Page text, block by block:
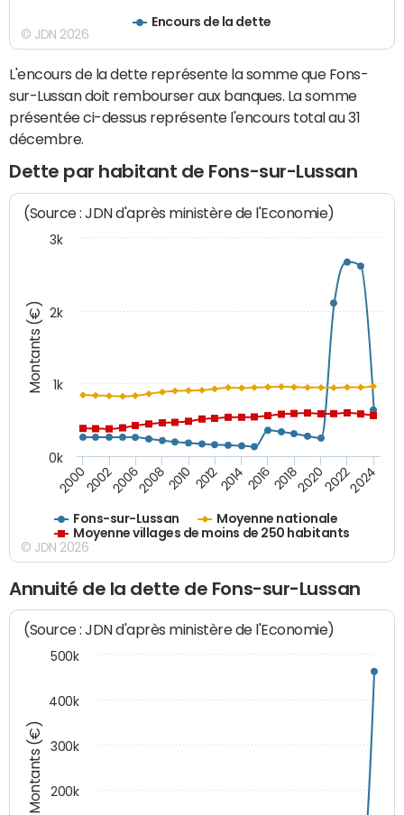
Encours de la dette
© JDN 2026
L'encours de la dette représente la somme que Fons-
sur-Lussan doit rembourser aux banques. La somme
présentée ci-dessus représente l'encours total au 31
décembre.
Dette par habitant de Fons-sur-Lussan
Montants (€)
(Source : JDN d'après ministère de l'Economie)
Fons-sur-Lussan
Moyenne nationale
Moyenne villages de moins de 250 habitants
20002002200620082010 2012201420162018202020222024
0k
1k
2k
3k
© JDN 2026
Annuité de la dette de Fons-sur-Lussan
Montants (€)
(Source : JDN d'après ministère de l'Economie)
200k
300k
400k
500k